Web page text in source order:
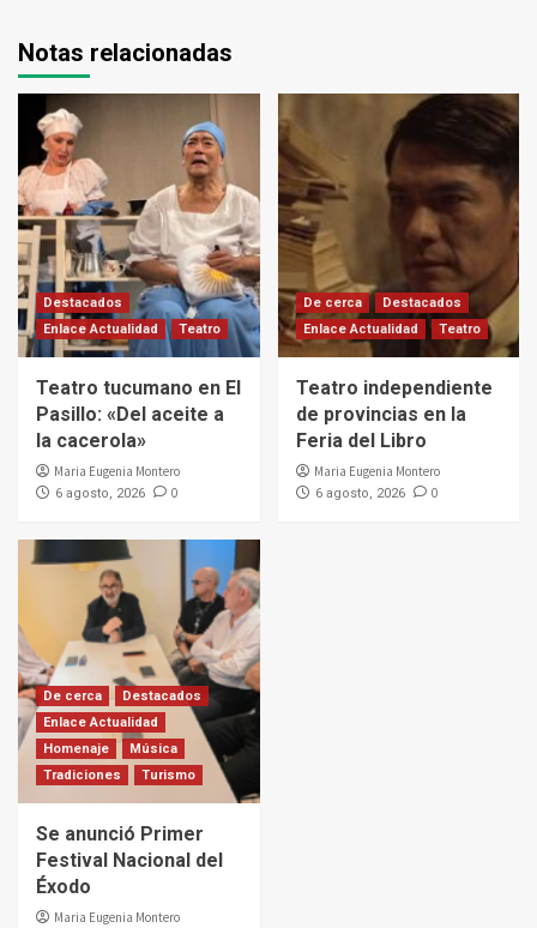
Notas relacionadas
Destacados
Enlace Actualidad
Teatro
Teatro tucumano en El
Pasillo: «Del aceite a
la cacerola»
Maria Eugenia Montero
6 agosto, 2026 0
De cerca
Destacados
Enlace Actualidad
Teatro
Teatro independiente
de provincias en la
Feria del Libro
Maria Eugenia Montero
6 agosto, 2026 0
De cerca
Destacados
Enlace Actualidad
Homenaje
Música
Tradiciones
Turismo
Se anunció Primer
Festival Nacional del
Éxodo
Maria Eugenia Montero